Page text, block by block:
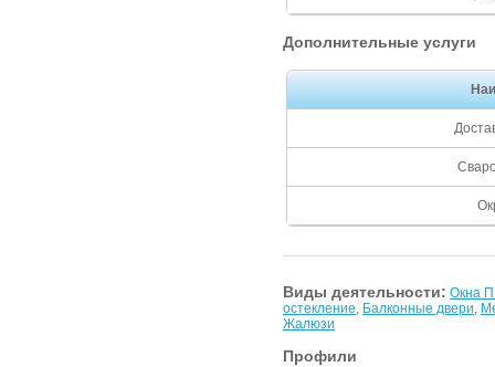
Дополнительные услуги
Виды деятельности: Окна
остекление, Балконные двери,
Жалюзи
Профили